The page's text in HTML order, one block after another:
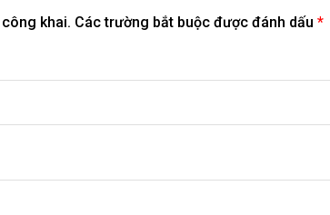
khai. Các trường bắt buộc được đánh dấu *